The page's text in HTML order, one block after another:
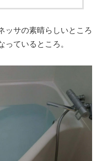
ッサの素晴らしいところ
っているところ。